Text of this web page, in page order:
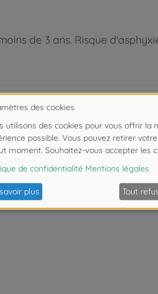
de 3 ans. Risque